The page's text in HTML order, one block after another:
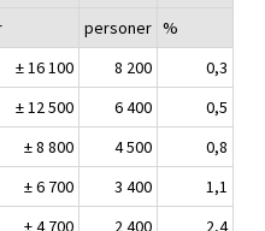
personer %
± 16 100 8 200
0,3
± 12 500 6 400
0,5
± 8 800 4 500
0,8
± 6 700 3 400
1,1
± 4 700 2 400
2,4